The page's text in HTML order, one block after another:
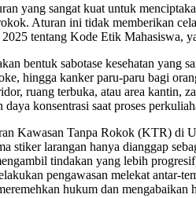
yang sangat kuat untuk
Aturan ini tidak memberikan
tentang Kode Etik Mahasiswa,
bentuk sabotase kesehatan
hingga kanker paru-paru bagi
ruang terbuka, atau area kantin,
konsentrasi saat proses
Kawasan Tanpa Rokok (KTR)
stiker larangan hanya dianggap
tindakan yang lebih
pengawasan melekat antar-
hukum dan